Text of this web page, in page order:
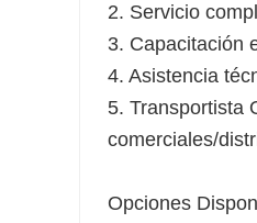
2. Servicio
3. Capacitación
4. Asistencia
5. Transportista
comerciales/
Opciones